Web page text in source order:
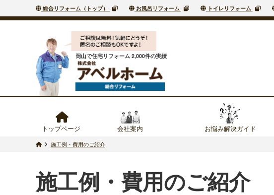
総合リフォーム（トップ） お風呂リフォーム トイレリフォーム
岡山で住宅リフォーム 2,000件の実績
トップページ 会社案内 お悩み解決ガイド
施工例・費用のご紹介
施工例・費用のご紹介